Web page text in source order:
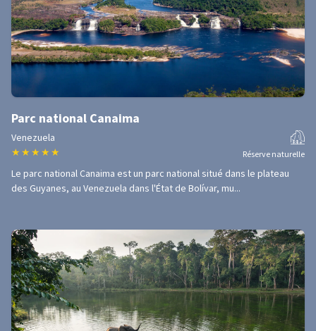
Parc national Canaima
Venezuela
★ ★ ★ ★ ★ Réserve naturelle
Le parc national Canaima est un parc national situé dans le plateau
des Guyanes, au Venezuela dans l'État de Bolívar, mu...